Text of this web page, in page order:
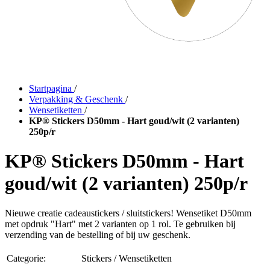
Startpagina /
Verpakking & Geschenk /
Wensetiketten /
KP® Stickers D50mm - Hart goud/wit (2 varianten)
250p/r
KP® Stickers D50mm - Hart
goud/wit (2 varianten) 250p/r
Nieuwe creatie cadeaustickers / sluitstickers! Wensetiket D50mm
met opdruk "Hart" met 2 varianten op 1 rol. Te gebruiken bij
verzending van de bestelling of bij uw geschenk.
Categorie:
Stickers / Wensetiketten